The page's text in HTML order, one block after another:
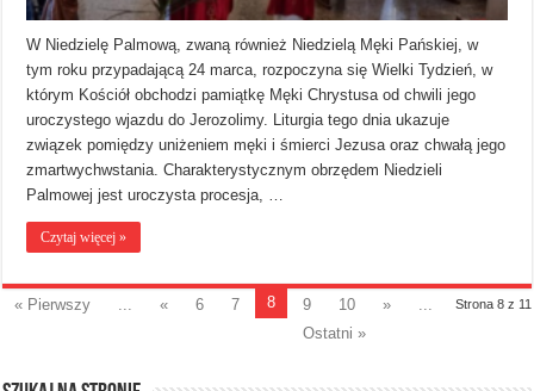
W Niedzielę Palmową, zwaną również Niedzielą Męki Pańskiej, w
tym roku przypadającą 24 marca, rozpoczyna się Wielki Tydzień, w
którym Kościół obchodzi pamiątkę Męki Chrystusa od chwili jego
uroczystego wjazdu do Jerozolimy. Liturgia tego dnia ukazuje
związek pomiędzy uniżeniem męki i śmierci Jezusa oraz chwałą jego
zmartwychwstania. Charakterystycznym obrzędem Niedzieli
Palmowej jest uroczysta procesja, …
Czytaj więcej »
Strona 8 z 11
« Pierwszy « 6 7 8 9 10 »
Ostatni »